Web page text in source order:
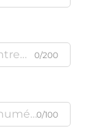
0/200
0/100